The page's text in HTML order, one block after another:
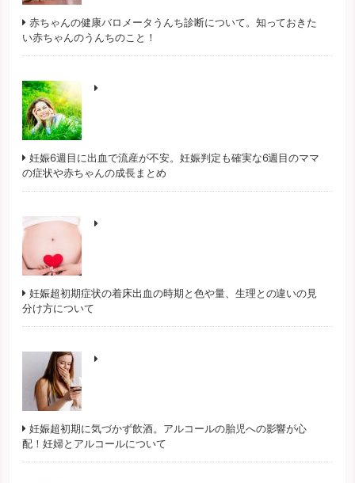
赤ちゃんの健康バロメータうんち診断について。知っておきた
い赤ちゃんのうんちのこと！
妊娠6週目に出血で流産が不安。妊娠判定も確実な6週目のママ
の症状や赤ちゃんの成長まとめ
妊娠超初期症状の着床出血の時期と色や量、生理との違いの見
分け方について
妊娠超初期に気づかず飲酒。アルコールの胎児への影響が心
配！妊婦とアルコールについて